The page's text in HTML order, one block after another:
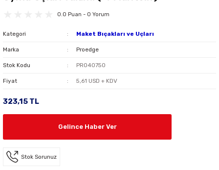
0.0 Puan - 0 Yorum
Kategori Maket Bıçakları ve Uçları
Marka Proedge
Stok Kodu PRO40750
Fiyat 5,61 USD + KDV
323,15 TL
Gelince Haber Ver
Stok Sorunuz